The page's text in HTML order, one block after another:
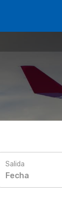
Salida
Fecha